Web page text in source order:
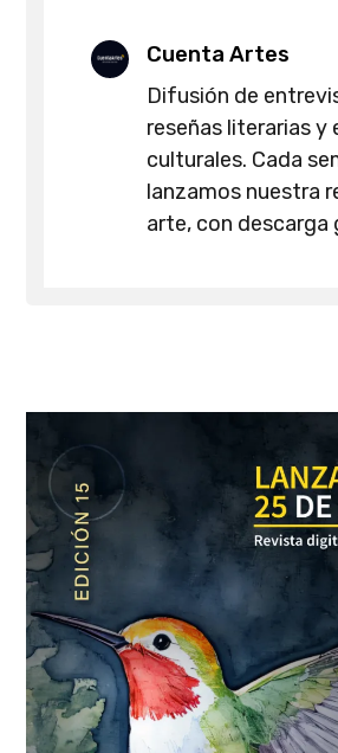
Cuenta Artes
Difusión de
reseñas literarias y
culturales. Cada
lanzamos nuestra
arte, con descarga